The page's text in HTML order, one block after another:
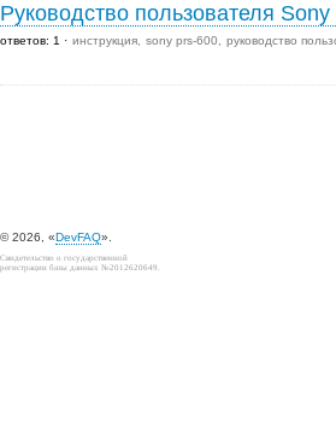
Руководство пользователя
ответов: 1 инструкция sony prs-600 руководство
© 2026, «DevFAQ».
Свидетельство о государственной
регистрации базы данных №2012620649.